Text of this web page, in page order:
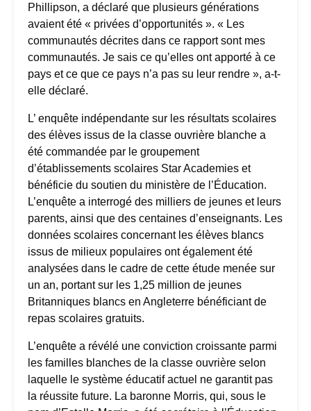
Phillipson, a déclaré que plusieurs générations
avaient été « privées d’opportunités ». « Les
communautés décrites dans ce rapport sont mes
communautés. Je sais ce qu’elles ont apporté à ce
pays et ce que ce pays n’a pas su leur rendre », a-t-
elle déclaré.
L’ enquête indépendante sur les résultats scolaires
des élèves issus de la classe ouvrière blanche a
été commandée par le groupement
d’établissements scolaires Star Academies et
bénéficie du soutien du ministère de l’Éducation.
L’enquête a interrogé des milliers de jeunes et leurs
parents, ainsi que des centaines d’enseignants. Les
données scolaires concernant les élèves blancs
issus de milieux populaires ont également été
analysées dans le cadre de cette étude menée sur
un an, portant sur les 1,25 million de jeunes
Britanniques blancs en Angleterre bénéficiant de
repas scolaires gratuits.
L’enquête a révélé une conviction croissante parmi
les familles blanches de la classe ouvrière selon
laquelle le système éducatif actuel ne garantit pas
la réussite future. La baronne Morris, qui, sous le